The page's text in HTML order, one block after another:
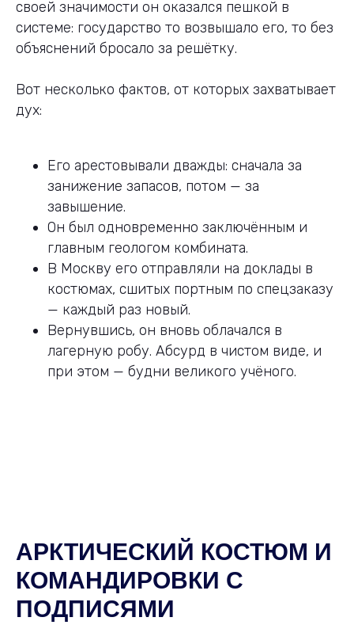
своей значимости он оказался пешкой в
системе: государство то возвышало его, то без
объяснений бросало за решётку.
Вот несколько фактов, от которых захватывает
дух:
Его арестовывали дважды: сначала за
занижение запасов, потом — за
завышение.
Он был одновременно заключённым и
главным геологом комбината.
В Москву его отправляли на доклады в
костюмах, сшитых портным по спецзаказу
— каждый раз новый.
Вернувшись, он вновь облачался в
лагерную робу. Абсурд в чистом виде, и
при этом — будни великого учёного.
АРКТИЧЕСКИЙ КОСТЮМ И
КОМАНДИРОВКИ С
ПОДПИСЯМИ